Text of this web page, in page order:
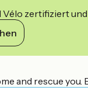
Vélo zertifiziert
and rescue